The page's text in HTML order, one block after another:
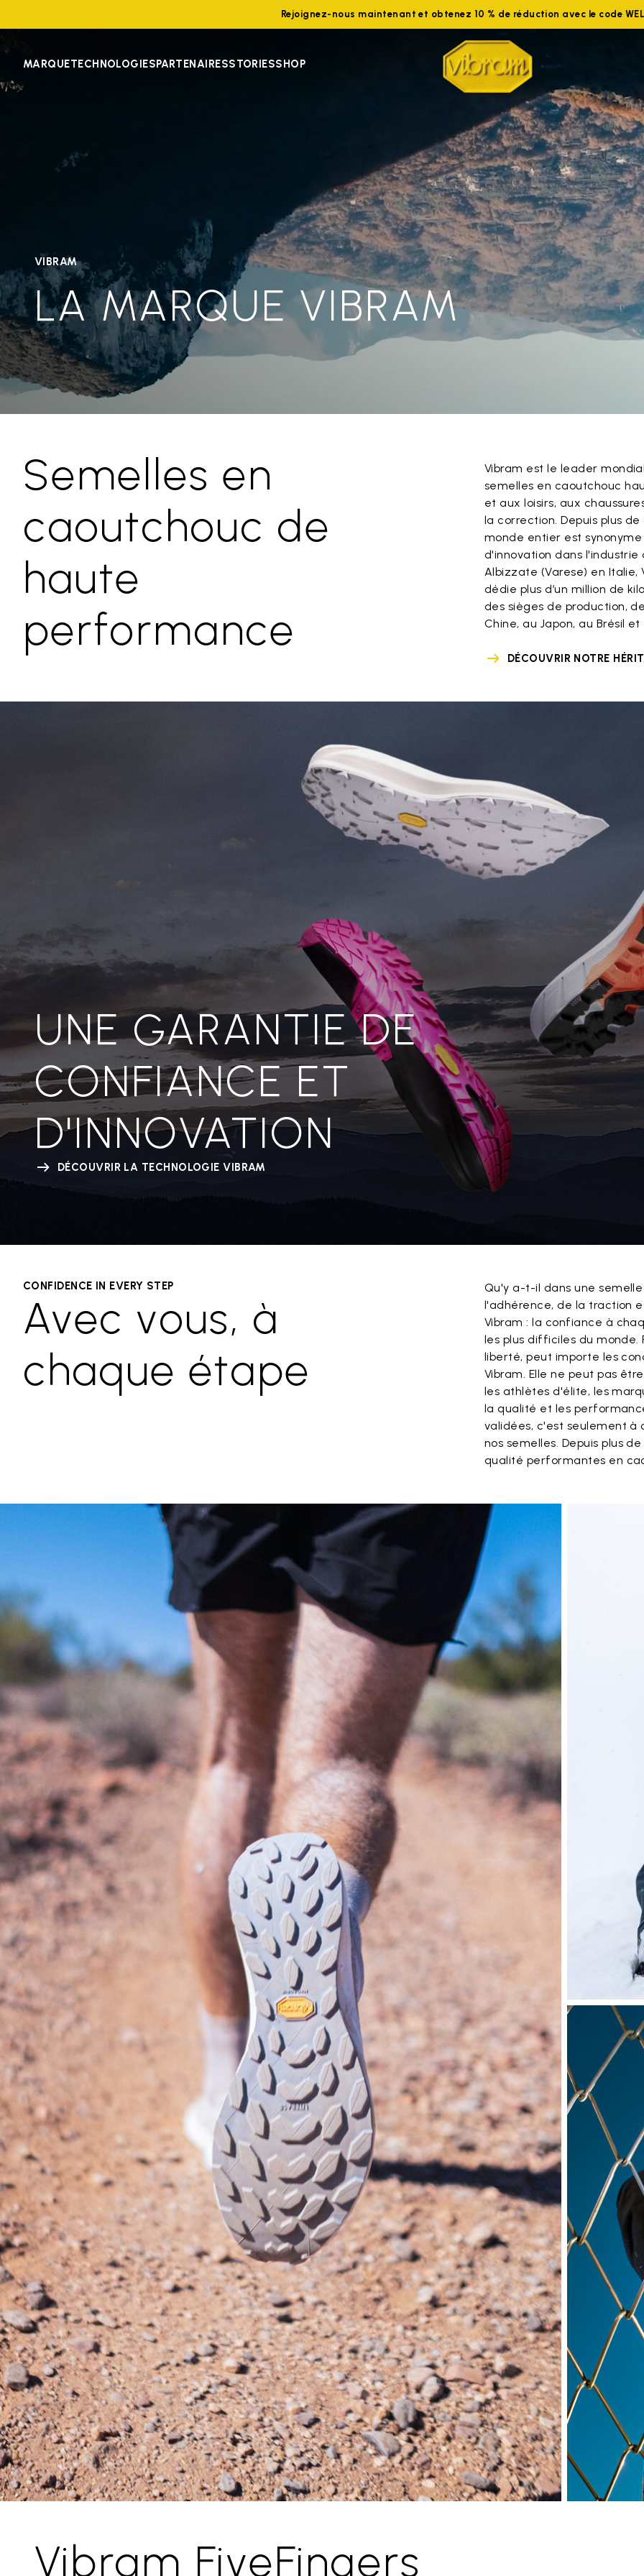
Rejoignez-nous maintenant et obtenez 10 % de réduction avec le code
MARQUETECHNOLOGIESPARTENAIRESSTORIESSHOP
VIBRAM
LA MARQUE VIBRAM
Semelles en
caoutchouc de
haute
performance
Vibram est le leader
semelles en caoutchouc
et aux loisirs, aux
la correction. Depuis plus
monde entier est
d'innovation dans l'industrie
Albizzate (Varese) en Italie,
dédie plus d’un million de
des sièges de production,
Chine, au Japon, au Brésil
DÉCOUVRIR NOTRE
UNE GARANTIE DE
CONFIANCE ET
D'INNOVATION
DÉCOUVRIR LA TECHNOLOGIE VIBRAM
CONFIDENCE IN EVERY STEP
Avec vous, à
chaque étape
Qu'y a-t-il dans une
l'adhérence, de la traction
Vibram : la confiance à
les plus difficiles du
liberté, peut importe les
Vibram. Elle ne peut pas
les athlètes d'élite, les
la qualité et les
validées, c'est seulement à
nos semelles. Depuis plus
qualité performantes en
Vibram FiveFingers